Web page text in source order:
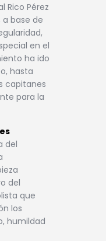
Rico Pérez
base de
en el
ha ido
hasta
capitanes
para la
del
del
que
los
humildad